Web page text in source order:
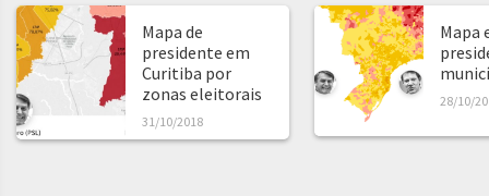
Mapa de
presidente em
Curitiba por
zonas eleitorais
31/10/2018
Mapa
28/10/